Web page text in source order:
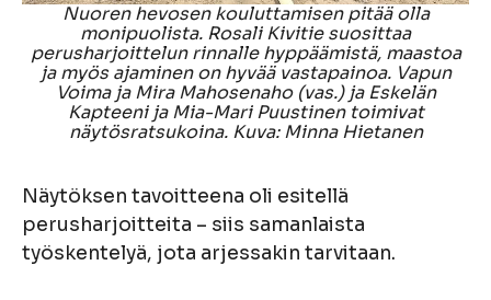
Nuoren hevosen kouluttamisen pitää olla
monipuolista. Rosali Kivitie suosittaa
perusharjoittelun rinnalle hyppäämistä, maastoa
ja myös ajaminen on hyvää vastapainoa. Vapun
Voima ja Mira Mahosenaho (vas.) ja Eskelän
Kapteeni ja Mia-Mari Puustinen toimivat
näytösratsukoina. Kuva: Minna Hietanen
Näytöksen tavoitteena oli esitellä
perusharjoitteita – siis samanlaista
työskentelyä, jota arjessakin tarvitaan.